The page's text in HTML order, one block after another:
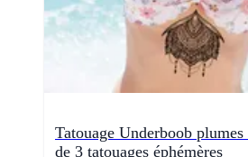
Tatouage Underboob
de 3 tatouages éphémères